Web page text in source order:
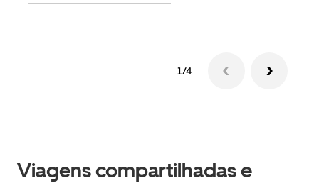
1/4
Viagens compartilhadas e